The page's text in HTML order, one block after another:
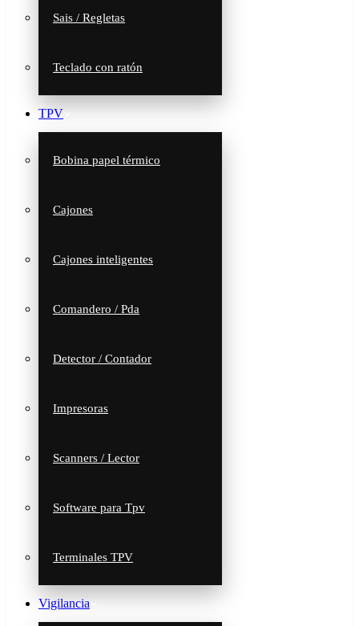
Sais / Regletas
Teclado con ratón
TPV
Bobina papel térmico
Cajones
Cajones inteligentes
Comandero / Pda
Detector / Contador
Impresoras
Scanners / Lector
Software para Tpv
Terminales TPV
Vigilancia